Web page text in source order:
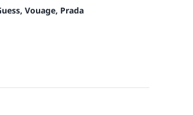
Vouage, Prada